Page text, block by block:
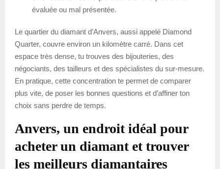
évaluée ou mal présentée.
Le quartier du diamant d’Anvers, aussi appelé Diamond
Quarter, couvre environ un kilomètre carré. Dans cet
espace très dense, tu trouves des bijouteries, des
négociants, des tailleurs et des spécialistes du sur-mesure.
En pratique, cette concentration te permet de comparer
plus vite, de poser les bonnes questions et d’affiner ton
choix sans perdre de temps.
Anvers, un endroit idéal pour
acheter un diamant et trouver
les meilleurs diamantaires